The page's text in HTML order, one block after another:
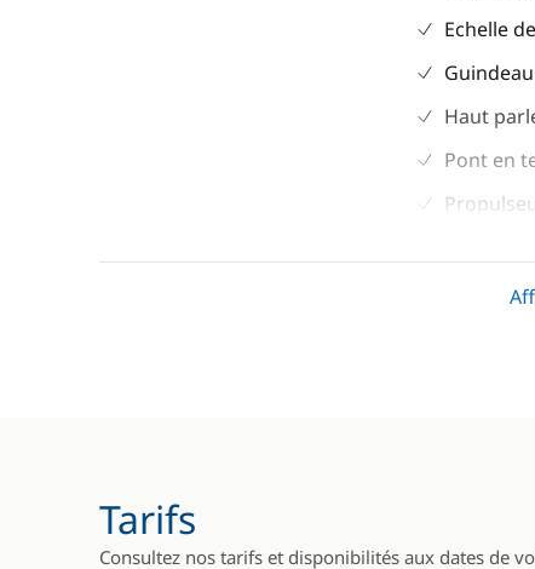
Echelle
Haut
Pont en
Guide & cartes
Tarifs
Consultez nos tarifs et disponibilités aux dates de